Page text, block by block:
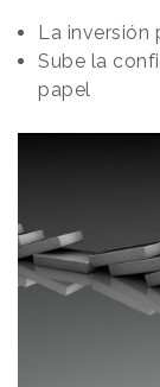
La inversión
Sube la
papel